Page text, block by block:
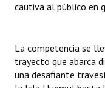
Noticias Destacadas
Datos Históricos
cautiva al público en
La competencia se
trayecto que abarca
una desafiante